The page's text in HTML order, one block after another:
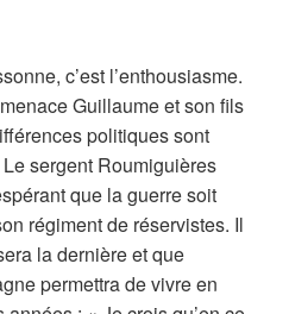
c’est l’enthousiasme.
Guillaume et son fils
politiques sont
sergent Roumiguières
que la guerre soit
régiment de réservistes. Il
la dernière et que
permettra de vivre en